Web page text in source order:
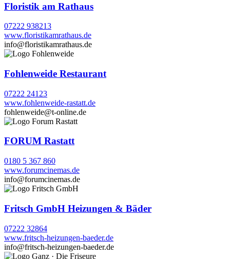
Floristik am Rathaus
07222 938213
www.floristikamrathaus.de
info@floristikamrathaus.de
Fohlenweide Restaurant
07222 24123
www.fohlenweide-rastatt.de
fohlenweide@t-online.de
FORUM Rastatt
0180 5 367 860
www.forumcinemas.de
info@forumcinemas.de
Fritsch GmbH Heizungen & Bäder
07222 32864
www.fritsch-heizungen-baeder.de
info@fritsch-heizungen-baeder.de